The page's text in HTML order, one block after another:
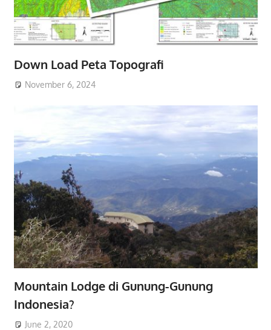
Down Load Peta Topografi
November 6, 2024
Mountain Lodge di Gunung-Gunung
Indonesia?
June 2, 2020